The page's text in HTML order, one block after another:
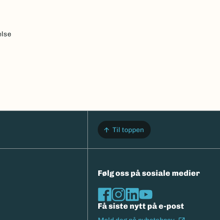
Til toppen
Følg oss på sosiale medier
Få siste nytt på e-post